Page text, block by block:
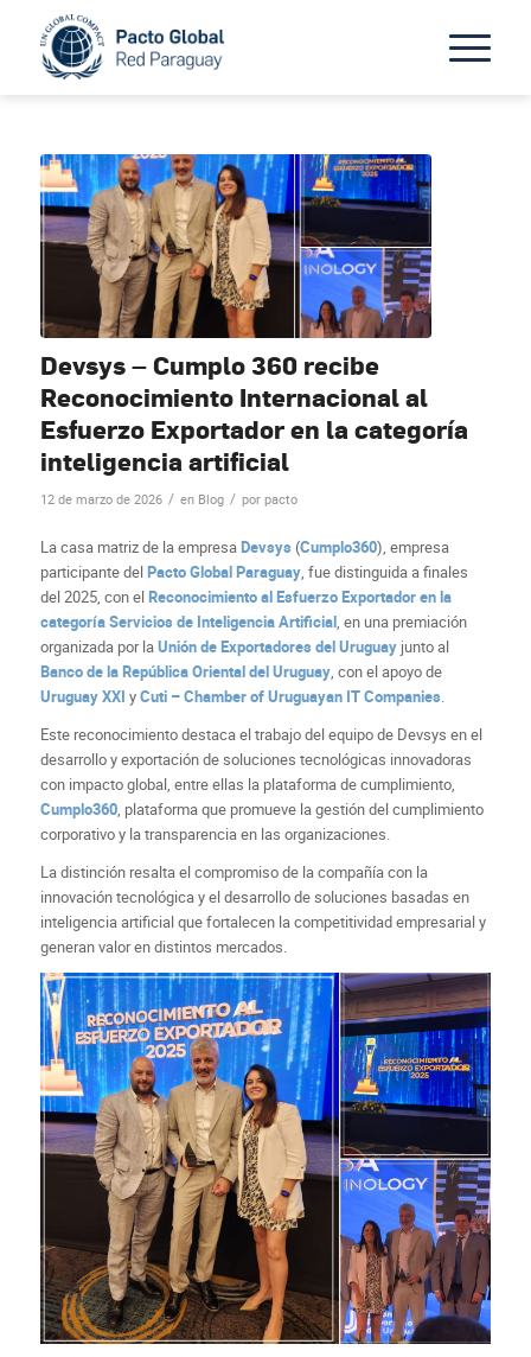
Devsys – Cumplo 360 recibe
Reconocimiento Internacional al
Esfuerzo Exportador en la categoría
inteligencia artificial
12 de marzo de 2026 / en Blog / por pacto
La casa matriz de la empresaDevsys (Cumplo360), empresa
participante delPacto Global Paraguay, fue distinguida a finales
del 2025, con elReconocimiento al Esfuerzo Exportador en la
categoría Servicios de Inteligencia Artificial, en una premiación
organizada por laUnión de Exportadores del Uruguayjunto al
Banco de la República Oriental del Uruguay, con el apoyo de
Uruguay XXI yCuti – Chamber of Uruguayan IT Companies.
Este reconocimiento destaca el trabajo del equipo de Devsys en el
desarrollo y exportación de soluciones tecnológicas innovadoras
con impacto global, entre ellas la plataforma de cumplimiento,
Cumplo360, plataforma que promueve la gestión del cumplimiento
corporativo y la transparencia en las organizaciones.
La distinción resalta el compromiso de la compañía con la
innovación tecnológica y el desarrollo de soluciones basadas en
inteligencia artificial que fortalecen la competitividad empresarial y
generan valor en distintos mercados.